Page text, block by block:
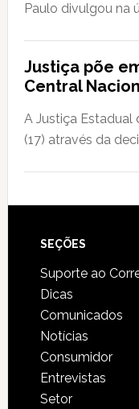
Paulo divulgou na
Justiça põe
Central
A Justiça
(17) através da
SEÇÕES
Suporte ao
Dicas
Comunicados
Notícias
Consumidor
Entrevistas
Setor